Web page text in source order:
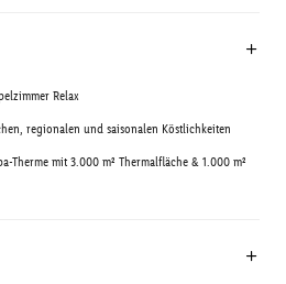
Relax
regionalen und saisonalen Köstlichkeiten
Therme mit 3.000 m² Thermalfläche & 1.000 m²